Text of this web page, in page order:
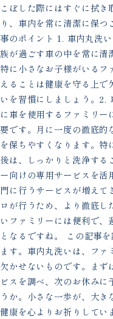
こぼした際にはすぐに拭き
り、車内を常に清潔に保
事のポイント 1. 車内丸洗
族が過ごす車の中を常に清
特に小さなお子様がいるフ
えることは健康を守る上
いを習慣にしましょう。2.
に車を使用するファミリ
要です。月に一度の徹底的
を保ちやすくなります。
後は、しっかりと洗浄する
ー向けの専用サービスを
門に行うサービスが増え
ロが行うため、より徹底し
いファミリーには便利で
となるですね。 この記事
ます。車内丸洗いは、フ
欠かせないものです。まず
ビスを調べ、次のお休みに
うか。小さな一歩が、大
健康を心よりお祈りしてい